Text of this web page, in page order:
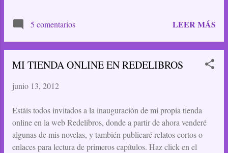
tanto miedo. Si solo es una vieja amiga. El pasado, te dices." Y
así comienza el libro que he empezado a leer: "Me miro en el
espejo y frunzo el ceño, frustrada. Qué asco de pelo. No hay
manera con él. Y maldita sea Katherine Kavanagh, que se ha
estudiando para los exámenes finales, que son la semana que
debo meterme en la cama con el pelo mojado. No debo
meterme en la cama con el pelo mojado. Recito varias veces
este man...
5 comentarios LEER MÁS
MI TIENDA ONLINE EN REDELIBROS
junio 13, 2012
Estáis todos invitados a la inauguración de mi propia tienda
online en la web Redelibros, donde a partir de ahora venderé
algunas de mis novelas, y también publicaré relatos cortos o
enlaces para lectura de primeros capítulos. Haz click en el